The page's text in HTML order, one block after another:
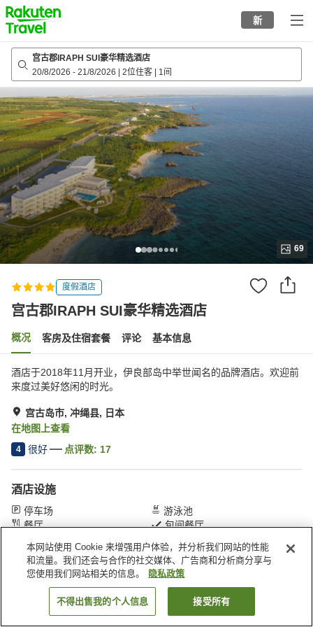
to
top
page
新
宫古郡IRAPH SUI豪华精选酒店
20/8/2026 - 21/8/2026 2位住客 1间
69
度假酒店
宫古郡IRAPH SUI豪华精选酒店
概况 客房及住宿套餐 评论 基本信息
酒店于2018年11月开业，伊良部岛中举世闻名的品牌酒店。欢迎前
来度过美好悠闲的时光。
宫古岛市, 冲绳县, 日本
在地图上查看
4 很好 点评数: 17
酒店设施
停车场
游泳池
餐厅
包间餐厅
首页 日本 冲绳县 宫古岛市 宫古郡IRAPH SUI豪华精选酒店
搜索客房
本网站使用 Cookie 来增强用户体验，并分析我们网站的性能
和流量。我们还会与合作的社交媒体、广告商和分析商分享与
您使用我们网站相关的信息。
隐私政策
不得出售我的个人信息 接受所有